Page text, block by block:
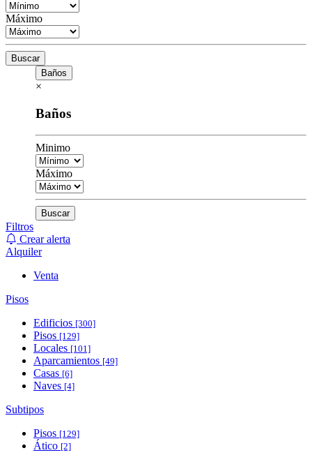
Máximo
Buscar
Baños
×
Baños
Minimo
Máximo
Buscar
Filtros
Crear alerta
Alquiler
Venta
Pisos
Edificios [300]
Pisos [129]
Locales [101]
Aparcamientos [49]
Casas [6]
Naves [4]
Subtipos
Pisos [129]
Ático [2]